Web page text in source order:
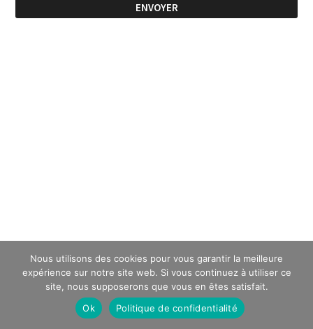
ENVOYER
Nous utilisons des cookies pour vous garantir la meilleure
expérience sur notre site web. Si vous continuez à utiliser ce
site, nous supposerons que vous en êtes satisfait.
Ok
Politique de confidentialité